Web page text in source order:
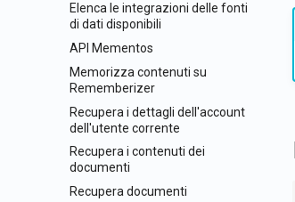
Elenca le integrazioni delle fonti
di dati disponibili
API Mementos
Memorizza contenuti su
Rememberizer
Recupera i dettagli dell'account
dell'utente corrente
Recupera i contenuti dei
documenti
Recupera documenti